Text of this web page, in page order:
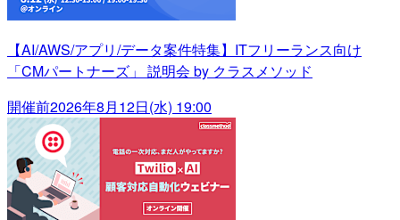
【AI/AWS/アプリ/データ案件特集】ITフリーランス向け
「CMパートナーズ」 説明会 by クラスメソッド
開催前2026年8月12日(水) 19:00